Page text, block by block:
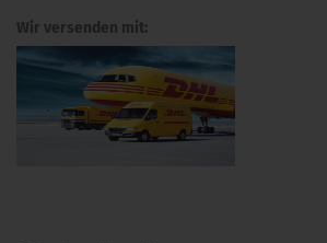
Wir versenden mit: